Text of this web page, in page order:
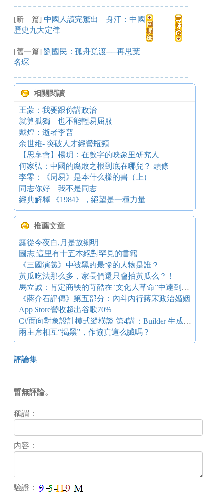
[新一篇] 中國人讀完驚出一身汗：中國
歷史九大定律
[舊一篇] 劉國民：孤舟覓渡──再思葉
名琛
相關閱讀
王蒙：我要跟你講政治
就算孤獨，也不能輕易屈服
戴煌：逝者李普
余世維- 突破人才經營瓶頸
【思享會】楊玥：在數字的映象里研究人
何家弘：中國的腐敗之根到底在哪兒？ 頭條
李零：《周易》是本什么樣的書（上）
同志你好，我不是同志
經典解釋 《1984》，絕望是一種力量
推薦文章
露從今夜白,月是故鄉明
圖志 這里有十五本絕對罕見的書籍
《三國演義》中被黑的最慘的人物是誰？
黃瓜吃法那么多，家長們還只會拍黃瓜么？！
馬立誠：肯定商鞅的苛酷在“文化大革命”中達到高峰
《蔣介石評傳》第五部分：內斗內行蔣宋政治婚姻
App Store營收超出谷歌70%
C#面向對象設計模式縱橫談 第4講：Builder 生成器模式
兩主席相互“揭黑”，作協真這么臟嗎？
評論集
暫無評論。
稱謂：
内容：
驗證：